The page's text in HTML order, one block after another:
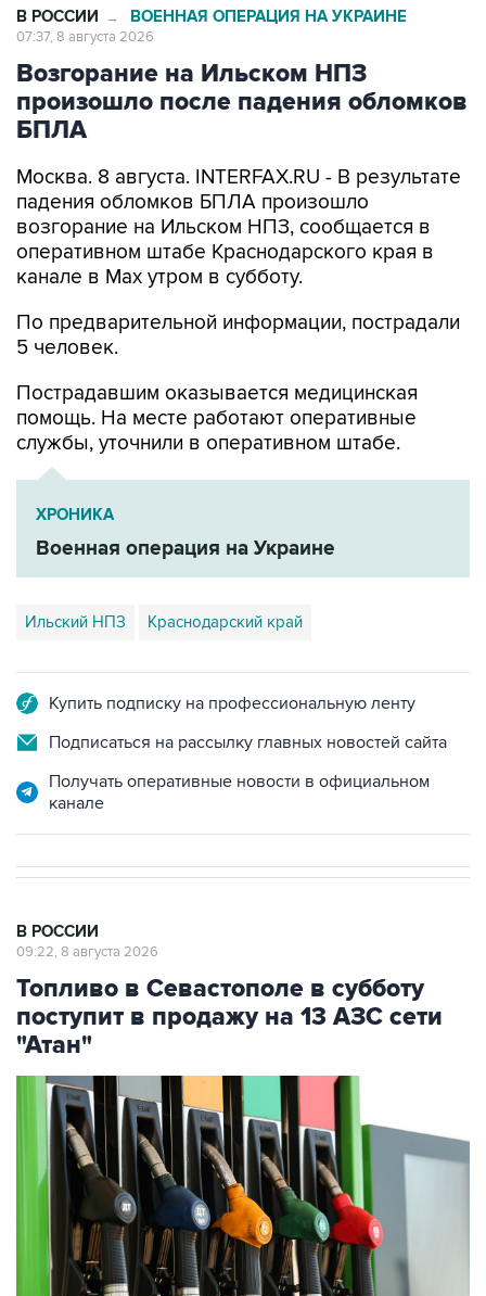
В РОССИИ → ВОЕННАЯ ОПЕРАЦИЯ НА УКРАИНЕ
07:37, 8 августа 2026
Возгорание на Ильском НПЗ
произошло после падения обломков
БПЛА
Москва. 8 августа. INTERFAX.RU - В результате
падения обломков БПЛА произошло
возгорание на Ильском НПЗ, сообщается в
оперативном штабе Краснодарского края в
канале в Max утром в субботу.
По предварительной информации, пострадали
5 человек.
Пострадавшим оказывается медицинская
помощь. На месте работают оперативные
службы, уточнили в оперативном штабе.
ХРОНИКА
Военная операция на Украине
Ильский НПЗ Краснодарский край
Купить подписку на профессиональную ленту
Подписаться на рассылку главных новостей сайта
Получать оперативные новости в официальном
канале
В РОССИИ
09:22, 8 августа 2026
Топливо в Севастополе в субботу
поступит в продажу на 13 АЗС сети
"Атан"